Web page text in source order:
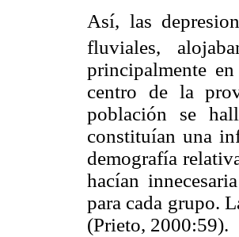
Así, las
fluviales,
principalmente
centro de la
población se
constituían una
demografía
hacían
para cada grupo.
(Prieto, 2000:59).